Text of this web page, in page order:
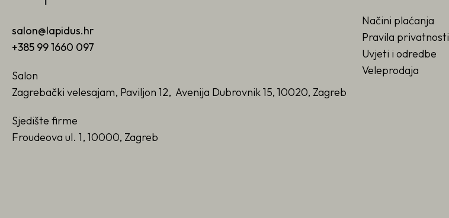
salon@lapidus.hr
+385 99 1660 097
Salon
Zagrebački velesajam, Paviljon 12, Avenija Dubrovnik 15, 10020, Zagreb
Sjedište firme
Froudeova ul. 1, 10000, Zagreb
Načini plaćanja
Pravila privatnosti
Uvjeti i odredbe
Veleprodaja